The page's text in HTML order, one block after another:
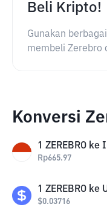
Beli Kripto!
Gunakan
membeli Zerebro
Konversi
1 ZEREBRO ke
Rp665.97
1 ZEREBRO ke
$0.03716